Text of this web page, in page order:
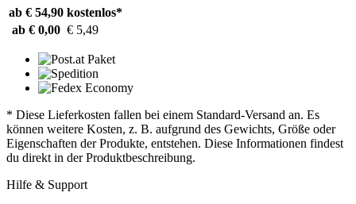
ab € 54,90 kostenlos*
ab € 0,00 € 5,49
* Diese Lieferkosten fallen bei einem Standard-Versand an. Es
können weitere Kosten, z. B. aufgrund des Gewichts, Größe oder
Eigenschaften der Produkte, entstehen. Diese Informationen findest
du direkt in der Produktbeschreibung.
Hilfe & Support